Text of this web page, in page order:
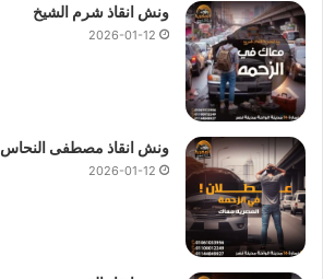
ونش انقاذ شرم الشيخ
2026-01-12
ونش انقاذ مصطفى النحاس
2026-01-12